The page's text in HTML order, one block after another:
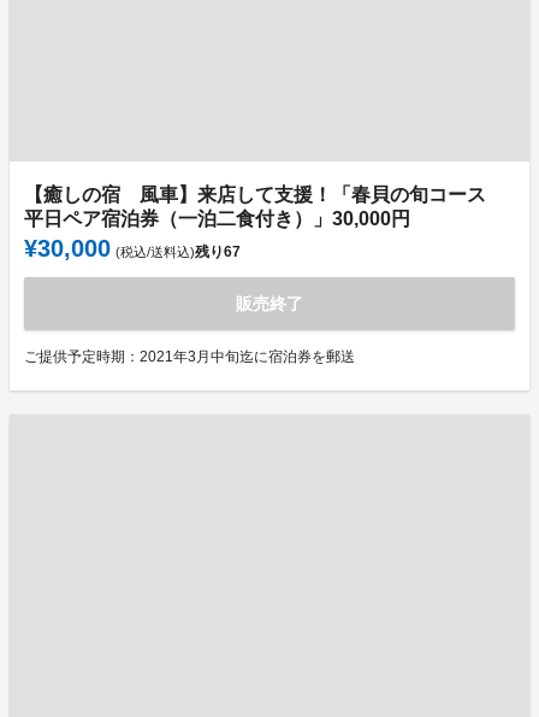
【癒しの宿 風車】来店して支援！「春貝の旬コース
平日ペア宿泊券（一泊二食付き）」30,000円
¥30,000 (税込/送料込)残り67
販売終了
ご提供予定時期：2021年3月中旬迄に宿泊券を郵送